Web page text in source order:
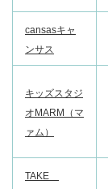
cansasキャ
ンサス
キッズスタジ
オMARM（マ
ァム）
TAKE